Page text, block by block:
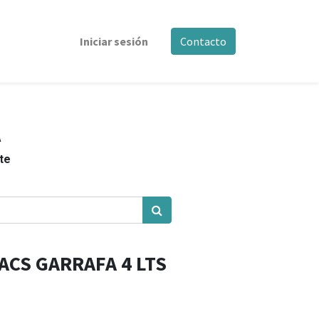
Iniciar sesión Contacto
GARRAFA 4 LTS